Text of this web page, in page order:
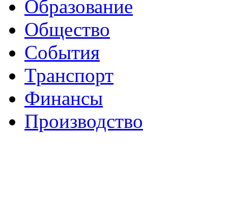
Образование
Общество
События
Транспорт
Финансы
Производство